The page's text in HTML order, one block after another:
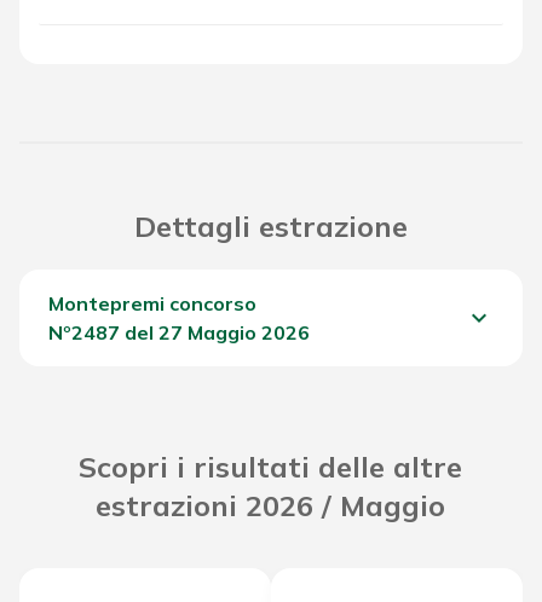
Dettagli estrazione
Montepremi concorso
Nº2487 del 27 Maggio 2026
keyboard_arrow_down
Scopri i risultati delle altre
estrazioni 2026 / Maggio